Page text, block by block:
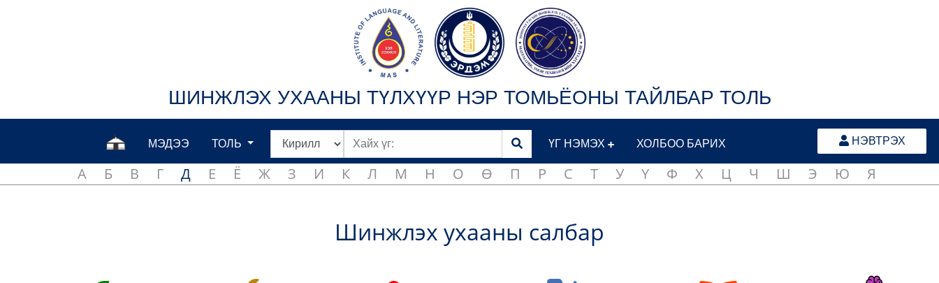
ШИНЖЛЭХ УХААНЫ ТҮЛХҮҮР НЭР ТОМЬЁОНЫ ТАЙЛБАР ТОЛЬ
МЭДЭЭ ТОЛЬ ҮГ НЭМЭХ ХОЛБОО БАРИХ НЭВТРЭХ
А Б В Г Д Е Ё Ж З И К Л М Н О Ө П Р С Т У Ү Ф Х Ц Ч Ш Э Ю Я
Шинжлэх ухааны салбар